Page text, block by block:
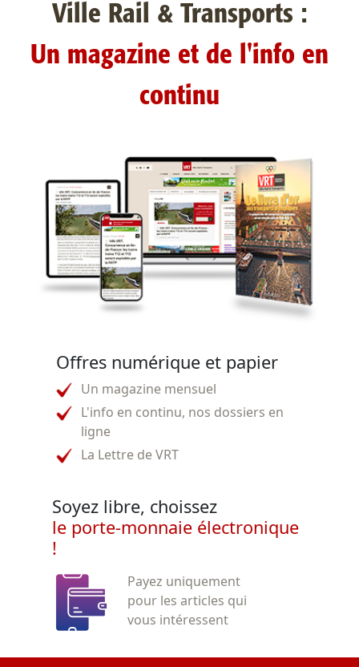
Ville Rail & Transports :
Un magazine et de l'info en
continu
Offres numérique et papier
Un magazine mensuel
L'info en continu, nos dossiers en
ligne
La Lettre de VRT
Soyez libre, choissez
le porte-monnaie électronique
!
Payez uniquement
pour les articles qui
vous intéressent